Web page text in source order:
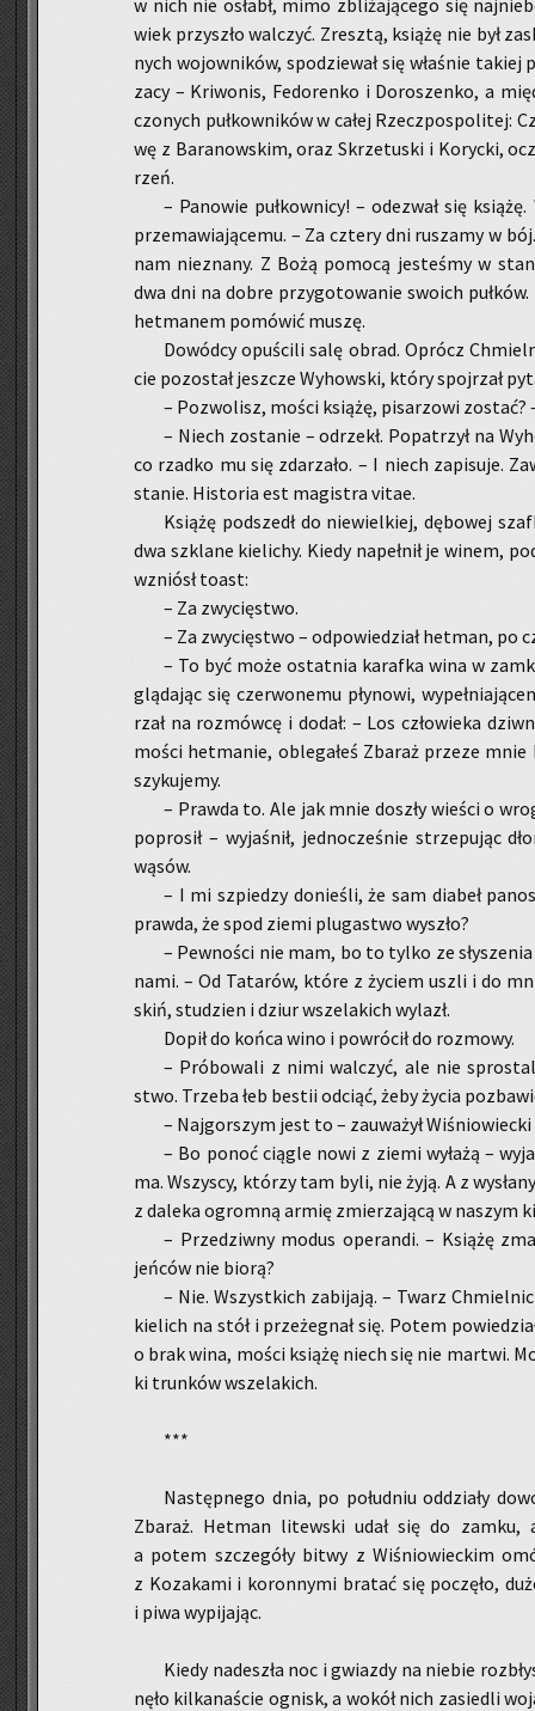
w nich nie osłabł, mimo zbli­ża­ją­ce­go się
wiek przy­szło wal­czyć. Zresz­tą, ksią­żę nie był
nych wo­jow­ni­ków, spo­dzie­wał się wła­śnie
za­cy – Kri­wo­nis, Fe­do­ren­ko i Do­ro­szen­ko, a
czo­nych puł­kow­ni­ków w całej Rzecz­po­spo­li­tej:
wę z Ba­ra­now­skim, oraz Skrze­tu­ski i Ko­ryc­ki,
rzeń.
– Pa­no­wie puł­kow­ni­cy! – ode­zwał się
prze­ma­wia­ją­ce­mu. – Za czte­ry dni ru­sza­my w
nam nie­zna­ny. Z Bożą po­mo­cą je­ste­śmy w
dwa dni na dobre przy­go­to­wa­nie swo­ich
het­ma­nem po­mó­wić muszę.
Do­wód­cy opu­ści­li salę obrad. Oprócz
cie po­zo­stał jesz­cze Wy­how­ski, który spoj­rzał
– Po­zwo­lisz, mości ksią­żę, pi­sa­rzo­wi zo­stać?
– Niech zo­sta­nie – od­rzekł. Po­pa­trzył na
co rzad­ko mu się zda­rza­ło. – I niech za­pi­su­je.
sta­nie. Hi­sto­ria est ma­gi­stra vitae.
Ksią­żę pod­szedł do nie­wiel­kiej, dę­bo­wej
dwa szkla­ne kie­li­chy. Kiedy na­peł­nił je winem,
wzniósł toast:
– Za zwy­cię­stwo.
– Za zwy­cię­stwo – od­po­wie­dział het­man, po
– To być może ostat­nia ka­raf­ka wina w
glą­da­jąc się czer­wo­ne­mu pły­no­wi,
rzał na roz­mów­cę i dodał: – Los czło­wie­ka
mości het­ma­nie, ob­le­ga­łeś Zba­raż prze­ze
szy­ku­je­my.
– Praw­da to. Ale jak mnie do­szły wie­ści o
po­pro­sił – wy­ja­śnił, jed­no­cze­śnie strze­pu­jąc
wąsów.
– I mi szpie­dzy do­nie­śli, że sam dia­beł
praw­da, że spod ziemi plu­ga­stwo wy­szło?
– Pew­no­ści nie mam, bo to tylko ze
na­mi. – Od Ta­ta­rów, które z ży­ciem uszli i do
skiń, stu­dzien i dziur wsze­la­kich wy­lazł.
Dopił do końca wino i po­wró­cił do roz­mo­wy.
– Pró­bo­wa­li z nimi wal­czyć, ale nie
stwo. Trze­ba łeb be­stii od­ciąć, żeby życia
– Naj­gor­szym jest to – za­uwa­żył
– Bo ponoć cią­gle nowi z ziemi wy­ła­żą –
ma. Wszy­scy, któ­rzy tam byli, nie żyją. A z
z da­le­ka ogrom­ną armię zmie­rza­ją­cą w na­szym
– Prze­dziw­ny modus ope­ran­di. – Ksią­żę
jeń­ców nie biorą?
– Nie. Wszyst­kich za­bi­ja­ją. – Twarz
kie­lich na stół i prze­że­gnał się. Potem
o brak wina, mości ksią­żę niech się nie mar­twi.
ki trun­ków wsze­la­kich.
***
Na­stęp­ne­go dnia, po po­łu­dniu od­dzia­ły
Zba­raż. Het­man li­tew­ski udał się do zamku,
a potem szcze­gó­ły bitwy z Wi­śnio­wiec­kim
z Ko­za­ka­mi i ko­ron­ny­mi bra­tać się po­czę­ło,
i piwa wy­pi­ja­jąc.
Kiedy na­de­szła noc i gwiaz­dy na nie­bie
nę­ło kil­ka­na­ście ognisk, a wokół nich za­sie­dli